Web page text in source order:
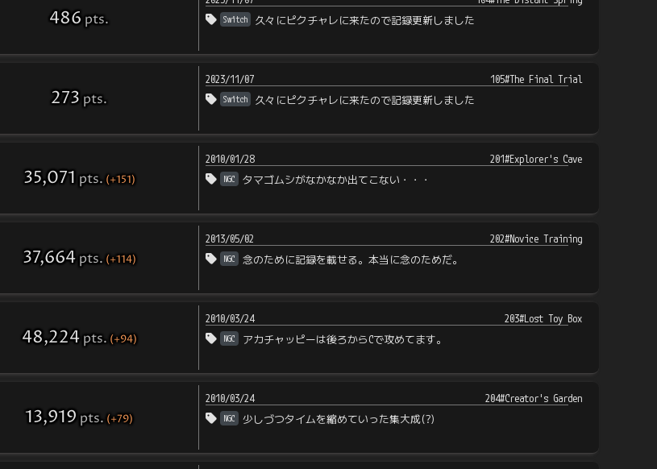
486 pts. Switch 久々にピクチャレに来たので記録更新しました
273 pts.
2023/11/07 105#The Final Trial
Switch 久々にピクチャレに来たので記録更新しました
35,071 pts. (+151)
2010/01/28 201#Explorer's Cave
NGC タマゴムシがなかなか出てこない・・・
37,664 pts. (+114)
2013/05/02 202#Novice Training
NGC 念のために記録を載せる。本当に念のためだ。
48,224 pts. (+94)
2010/03/24 203#Lost Toy Box
NGC アカチャッピーは後ろからCで攻めてます。
13,919 pts. (+79)
2010/03/24 204#Creator's Garden
NGC 少しづつタイムを縮めていった集大成(?)